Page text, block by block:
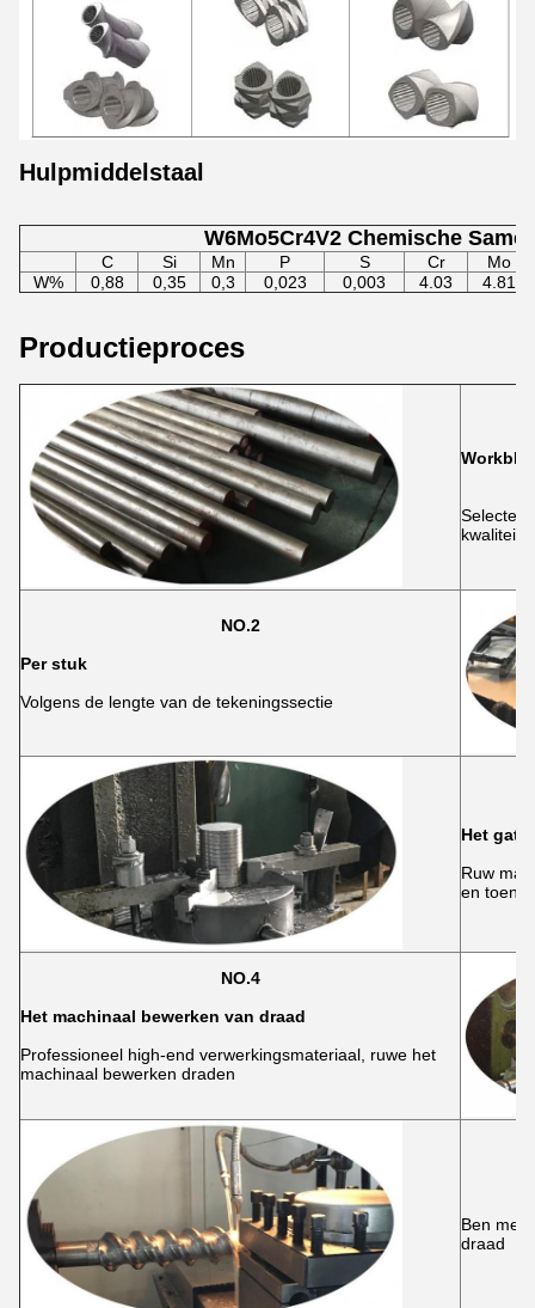
Hulpmiddelstaal
W6Mo5Cr4V2 Chemische
C Si Mn P S Cr
Mo
W%
0,88 0,35 0,3 0,023 0,003 4.03 4.81
Productieproces
kwaliteit
NO.2
Per stuk
Volgens de lengte van de tekeningssectie
Het gat
Ruw
en toen
NO.4
Het machinaal bewerken van draad
Professioneel high-end verwerkingsmateriaal, ruwe het
machinaal bewerken draden
Ben met
draad